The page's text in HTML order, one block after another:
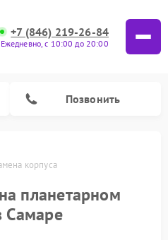
+7 (846) 219-26-84
Ежедневно, с 10:00 до 20:00
Позвонить
корпуса
планетарном
Самаре